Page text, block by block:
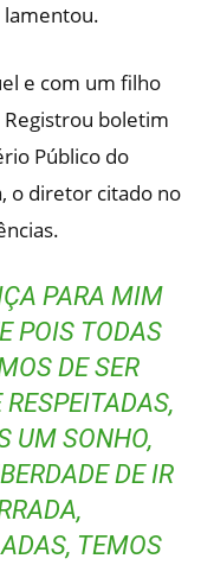
lamentou.
e com um filho
Registrou boletim
Público do
o diretor citado no
PARA MIM
POIS TODAS
DE SER
UM SONHO,
DE IR
TEMOS